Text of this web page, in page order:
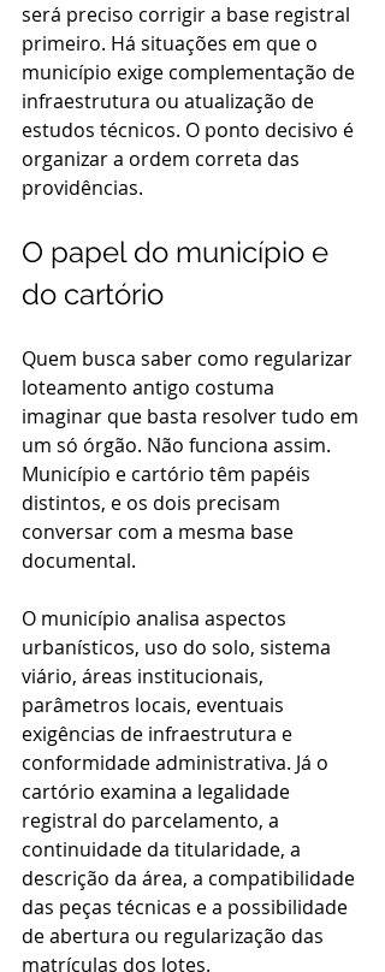
será preciso corrigir a base registral
primeiro. Há situações em que o
município exige complementação de
infraestrutura ou atualização de
estudos técnicos. O ponto decisivo é
organizar a ordem correta das
providências.
O papel do município e
do cartório
Quem busca saber como regularizar
loteamento antigo costuma
imaginar que basta resolver tudo em
um só órgão. Não funciona assim.
Município e cartório têm papéis
distintos, e os dois precisam
conversar com a mesma base
documental.
O município analisa aspectos
urbanísticos, uso do solo, sistema
viário, áreas institucionais,
parâmetros locais, eventuais
exigências de infraestrutura e
conformidade administrativa. Já o
cartório examina a legalidade
registral do parcelamento, a
continuidade da titularidade, a
descrição da área, a compatibilidade
das peças técnicas e a possibilidade
de abertura ou regularização das
matrículas dos lotes.